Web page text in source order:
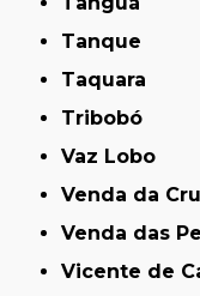
Tanque
Taquara
Tribobó
Vaz Lobo
Venda da
Venda das
Vicente de